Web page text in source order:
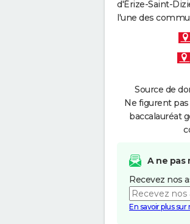
d'Érize-Saint-
l'une des
Source de
Ne figurent
baccalauréat
A ne pas
Recevez nos
En savoir plus